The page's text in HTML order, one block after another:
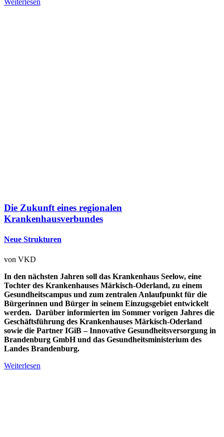
Weiterlesen
Die Zukunft eines regionalen
Krankenhausverbundes
Neue Strukturen
von VKD
In den nächsten Jahren soll das Krankenhaus Seelow, eine
Tochter des Krankenhauses Märkisch-Oderland, zu einem
Gesundheitscampus und zum zentralen Anlaufpunkt für die
Bürgerinnen und Bürger in seinem Einzugsgebiet entwickelt
werden. Darüber informierten im Sommer vorigen Jahres die
Geschäftsführung des Krankenhauses Märkisch-Oderland
sowie die Partner IGiB – Innovative Gesundheitsversorgung in
Brandenburg GmbH und das Gesundheitsministerium des
Landes Brandenburg.
Weiterlesen